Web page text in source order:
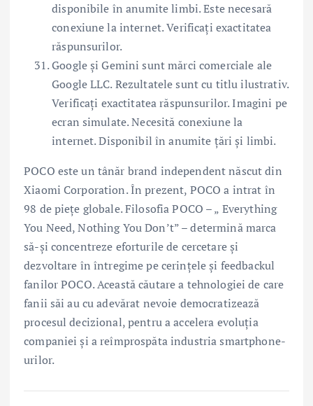
disponibile în anumite limbi. Este necesară
conexiune la internet. Verificați exactitatea
răspunsurilor.
Google și Gemini sunt mărci comerciale ale
Google LLC. Rezultatele sunt cu titlu ilustrativ.
Verificați exactitatea răspunsurilor. Imagini pe
ecran simulate. Necesită conexiune la
internet. Disponibil în anumite țări și limbi.
POCO este un tânăr brand independent născut din
Xiaomi Corporation. În prezent, POCO a intrat în
98 de piețe globale. Filosofia POCO – „ Everything
You Need, Nothing You Don’t” – determină marca
să-și concentreze eforturile de cercetare și
dezvoltare în întregime pe cerințele și feedbackul
fanilor POCO. Această căutare a tehnologiei de care
fanii săi au cu adevărat nevoie democratizează
procesul decizional, pentru a accelera evoluția
companiei și a reîmprospăta industria smartphone-
urilor.